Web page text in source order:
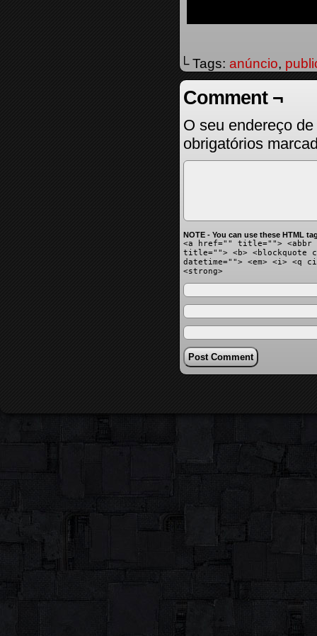
└ Tags: anúncio,
Comment ¬
O seu endereço
obrigatórios
NOTE - You can use these HTML
<a href="" title=""> <abbr
title=""> <b> <blockquote
datetime=""> <em> <i> <q
<strong>